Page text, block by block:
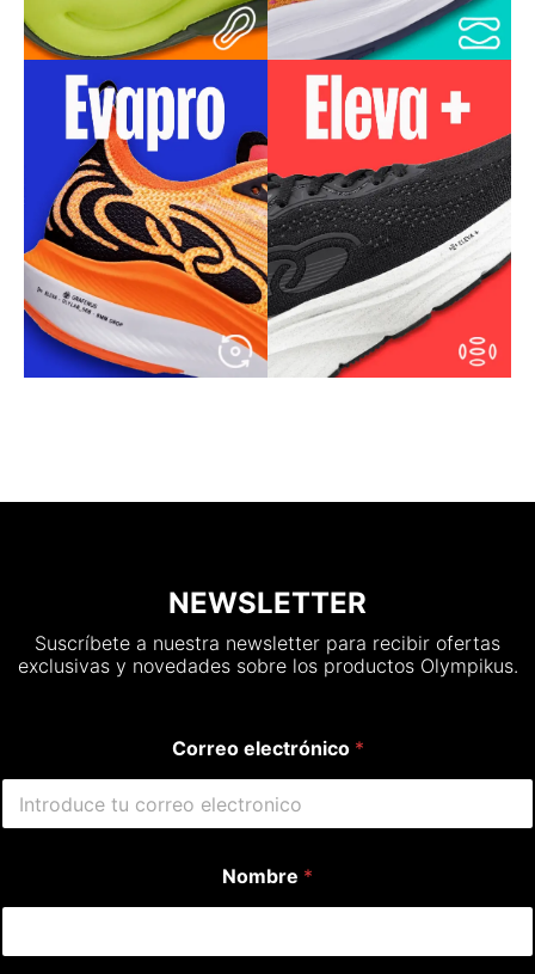
NEWSLETTER
Suscríbete a nuestra newsletter para recibir ofertas
exclusivas y novedades sobre los productos Olympikus.
Correo electrónico *
Nombre *